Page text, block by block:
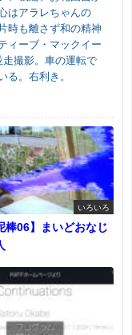
はアラレちゃんの
時も離さず和の精神
ィーブ・マックイー
撮影。車の運転で
る。右利き。
いろいろ
棒06】まいどおなじ